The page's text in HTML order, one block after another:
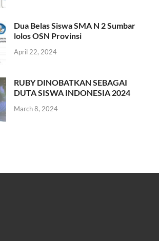
Dua Belas Siswa SMA N 2 Sumbar
lolos OSN Provinsi
April 22, 2024
RUBY DINOBATKAN SEBAGAI
DUTA SISWA INDONESIA 2024
March 8, 2024